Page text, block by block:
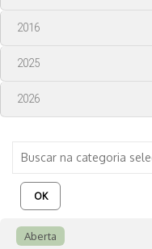
2016
2025
2026
OK
Aberta